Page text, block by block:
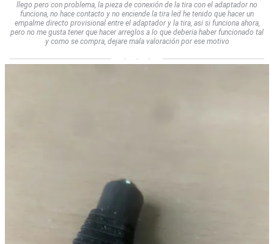
llego pero con problema, la pieza de conexión de la tira con el adaptador no
funciona, no hace contacto y no enciende la tira led he tenido que hacer un
empalme directo provisional entre el adaptador y la tira, asi si funciona ahora,
pero no me gusta tener que hacer arreglos a lo que deberia haber funcionado tal
y como se compra, dejare mala valoración por ese motivo